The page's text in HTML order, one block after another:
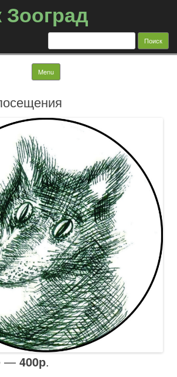
Зооград
Найти:
Menu Skip to content
— 400р.